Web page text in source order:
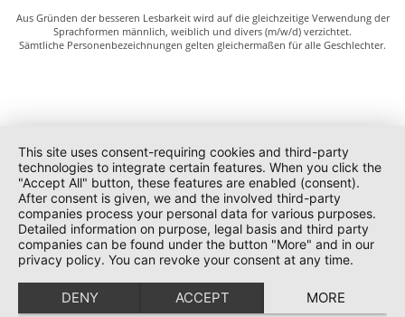
Aus Gründen der besseren Lesbarkeit wird auf die gleichzeitige Verwendung der
Sprachformen männlich, weiblich und divers (m/w/d) verzichtet.
Sämtliche Personenbezeichnungen gelten gleichermaßen für alle Geschlechter.
This site uses consent-requiring cookies and third-party
technologies to integrate certain features. When you click the
"Accept All" button, these features are enabled (consent).
After consent is given, we and the involved third-party
companies process your personal data for various purposes.
Detailed information on purpose, legal basis and third party
companies can be found under the button "More" and in our
privacy policy. You can revoke your consent at any time.
DENY ACCEPT MORE